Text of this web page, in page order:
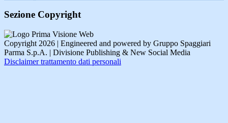
Sezione Copyright
Copyright 2026 | Engineered and powered by Gruppo Spaggiari
Parma S.p.A. | Divisione Publishing & New Social Media
Disclaimer trattamento dati personali